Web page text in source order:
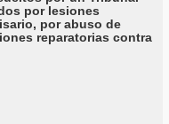
por lesiones
por abuso de
reparatorias contra